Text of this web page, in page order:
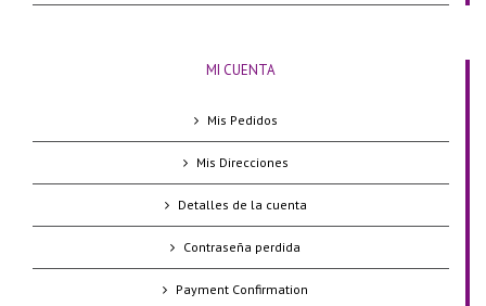
MI CUENTA
Mis Pedidos
Mis Direcciones
Detalles de la cuenta
Contraseña perdida
Payment Confirmation